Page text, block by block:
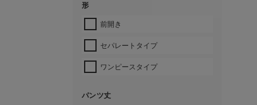
形
前開き
セパレートタイプ
ワンピースタイプ
パンツ丈